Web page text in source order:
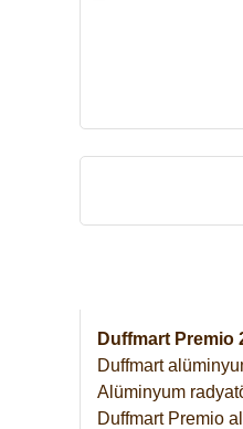
Duffmart Premio
Duffmart
Alüminyum
Duffmart Premio